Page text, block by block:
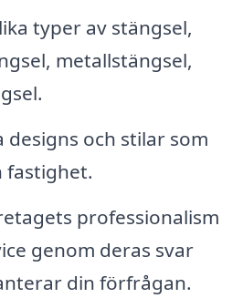
typer av stängsel,
metallstängsel,
designs och stilar som
fastighet.
professionalism
genom deras svar
din förfrågan.